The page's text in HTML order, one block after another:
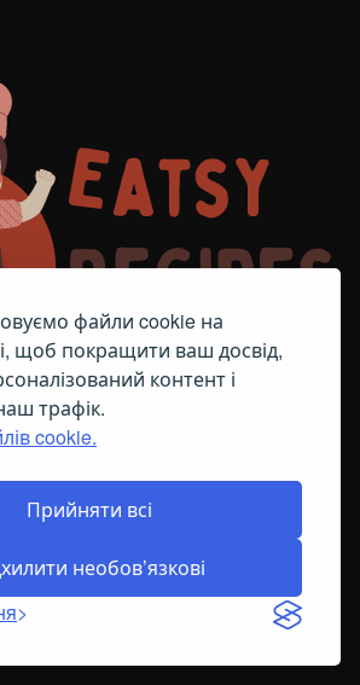
файли cookie на
щоб покращити ваш досвід,
контент і
трафік.
cookie.
Прийняти всі
необов’язкові
ЩОДО ФАЙЛІВ COOKIE
Right Reserved2026